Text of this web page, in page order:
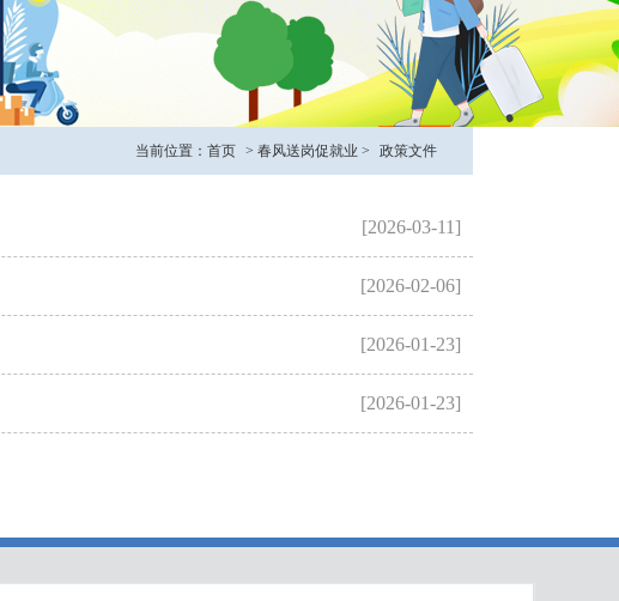
当前位置： 首页 > 春风送岗促就业 > 政策文件
[2026-03-11]
[2026-02-06]
[2026-01-23]
[2026-01-23]